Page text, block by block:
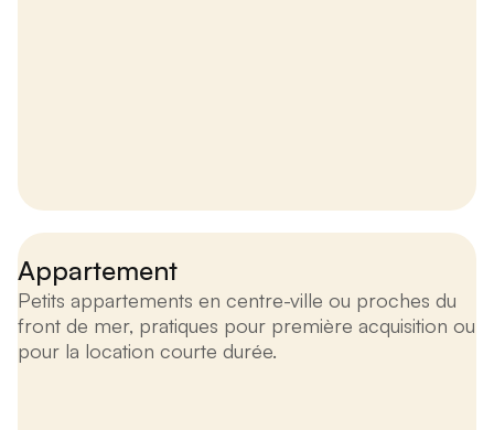
Appartement
Petits appartements en centre-ville ou proches du
front de mer, pratiques pour première acquisition ou
pour la location courte durée.